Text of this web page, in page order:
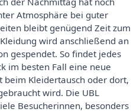
Atmosphäre bei guter
bleibt genügend Zeit zum
wird anschließend an
gespendet. So findet jedes
im besten Fall eine neue
Kleidertausch oder dort,
wird. Die UBL
Besucherinnen, besonders